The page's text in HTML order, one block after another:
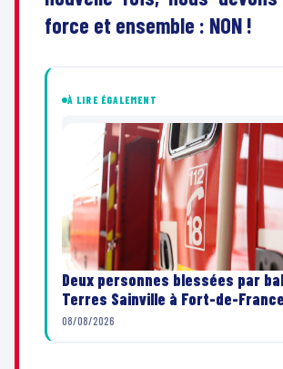
force et ensemble : NON !
À LIRE ÉGALEMENT
Deux personnes blessées par
Terres Sainville à Fort-de-France
08/08/2026